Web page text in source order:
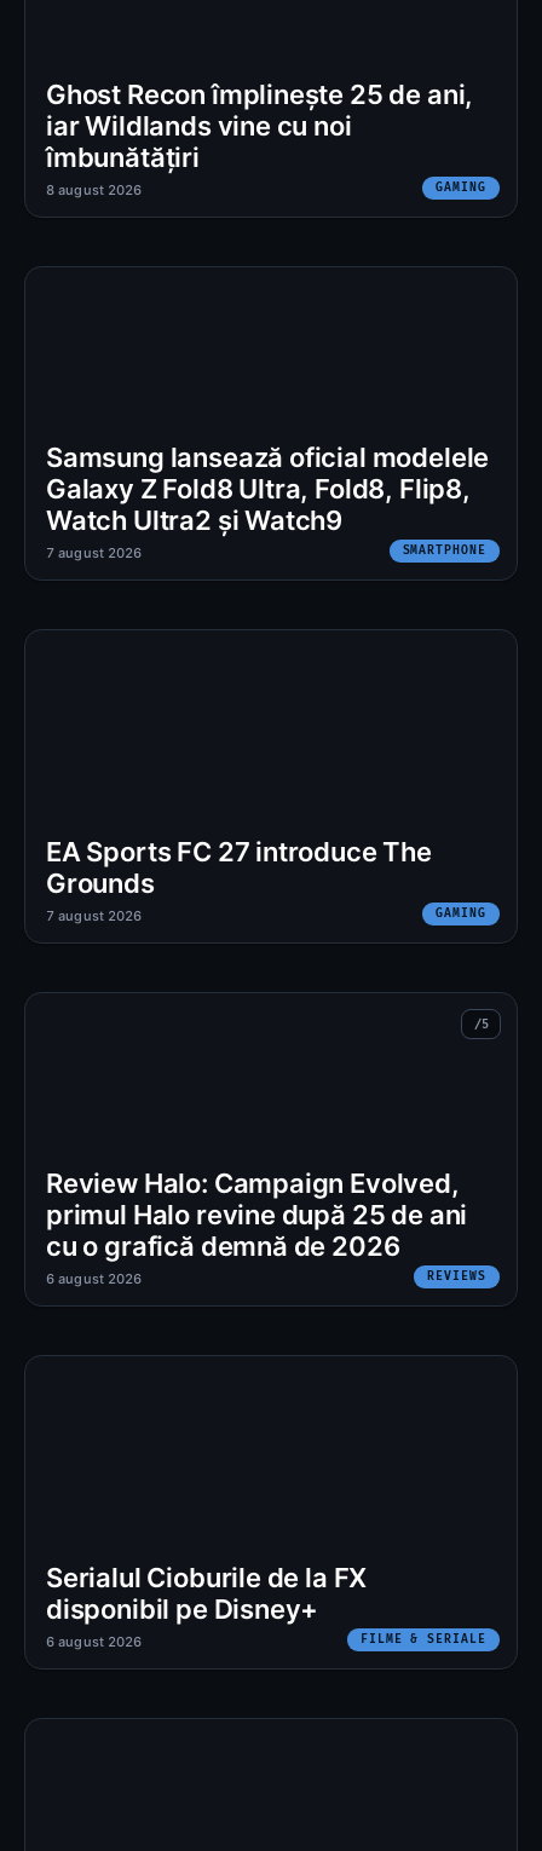
Ghost Recon împlinește 25 de ani,
iar Wildlands vine cu noi
îmbunătățiri
GAMING
8 august 2026
Samsung lansează oficial modelele
Galaxy Z Fold8 Ultra, Fold8, Flip8,
Watch Ultra2 și Watch9
SMARTPHONE
7 august 2026
EA Sports FC 27 introduce The
Grounds
GAMING
7 august 2026
Review Halo: Campaign Evolved,
primul Halo revine după 25 de ani
cu o grafică demnă de 2026
REVIEWS
6 august 2026
Serialul Cioburile de la FX
disponibil pe Disney+
FILME & SERIALE
6 august 2026